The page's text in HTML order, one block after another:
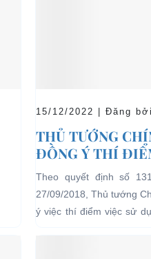
15/12/2022 | Đăng
THỦ TƯỚNG
ĐỒNG Ý THÍ
04 BÁNH CHỞ
LỊCH TẠI CÁC
HẠN CHẾ
Theo quyết định số
27/09/2018, Thủ tướng
ý việc thí điểm việc sử